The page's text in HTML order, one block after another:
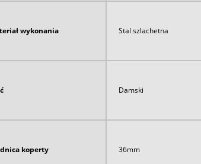
wykonania Stal szlachetna
Damski
koperty 36mm